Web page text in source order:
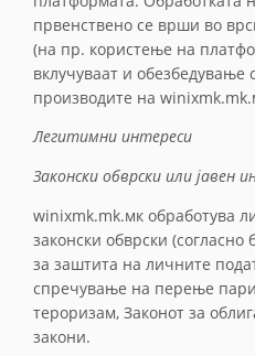
првенствено се врши во
(на пр. користење на
вклучуваат и обезбедување
производите на
Легитимни интереси
Законски обврски или јавен
winixmk.mk.мк обработува
законски обврски (согласно
за заштита на личните
спречување на перење
тероризам, Законот за
закони.